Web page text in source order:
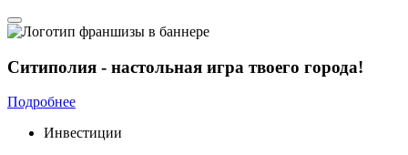
Ситиполия - настольная игра твоего города!
Подробнее
Инвестиции